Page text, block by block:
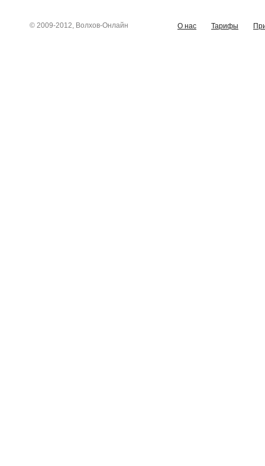
© 2009-2012, Волхов-Онлайн О нас Тарифы